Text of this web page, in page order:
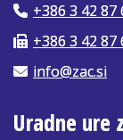
+386 3 42 87
+386 3 42 87
info@zac.si
Uradne ure